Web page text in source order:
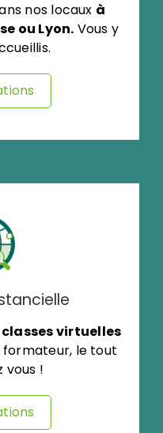
nos locaux à
ou Lyon. Vous y
classes virtuelles
le tout
vous !